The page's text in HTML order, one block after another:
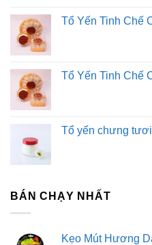
Hệ thống của chúng
Kim Sài Gòn phân phối
Tư vấn đầu tư chứng
Dịch Vụ Đăng Ký Kinh
Tổ Yến Tinh Chế
Tổ Yến Tinh Chế
Tổ yến chưng
BÁN CHẠY NHẤT
Kẹo Mút Hương